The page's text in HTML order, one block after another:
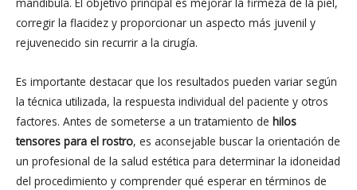
mandíbula. El objetivo principal es mejorar la firmeza de la piel,
corregir la flacidez y proporcionar un aspecto más juvenil y
rejuvenecido sin recurrir a la cirugía.
Es importante destacar que los resultados pueden variar según
la técnica utilizada, la respuesta individual del paciente y otros
factores. Antes de someterse a un tratamiento de hilos
tensores para el rostro, es aconsejable buscar la orientación de
un profesional de la salud estética para determinar la idoneidad
del procedimiento y comprender qué esperar en términos de